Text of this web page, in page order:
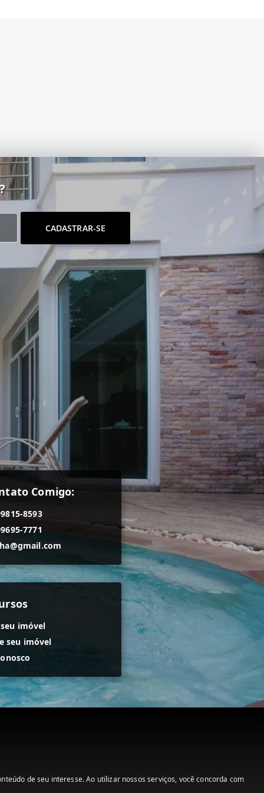
CADASTRAR-SE
Comigo:
8593
7771
imóvel
seu imóvel
de seu interesse. Ao utilizar nossos serviços, você concorda com